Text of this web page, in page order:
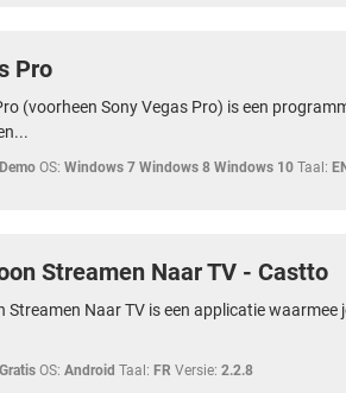
Pro
(voorheen Sony Vegas Pro) is een
Demo OS: Windows 7 Windows 8 Windows 10 Taal: EN
Streamen Naar TV - Castto
Streamen Naar TV is een applicatie waarmee
Gratis OS: Android Taal: FR Versie: 2.2.8